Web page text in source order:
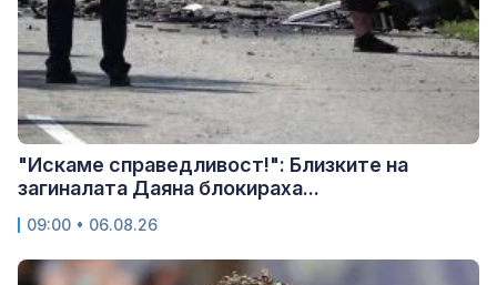
"Искаме справедливост!": Близките на
загиналата Даяна блокираха...
09:00 • 06.08.26